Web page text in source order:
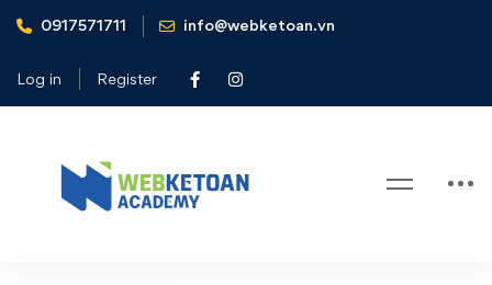
0917571711 info@webketoan.vn
Log in Register
Home
Tin tức - Sự kiện
AI TRONG CÔNG VIỆC HÀNG NGÀY